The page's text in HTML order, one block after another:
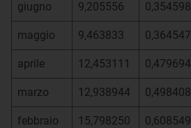
giugno 9,205556 0,354598
maggio 9,463833 0,364547
aprile 12,453111 0,479694
marzo 12,938944 0,498408
febbraio 15,798250 0,608549